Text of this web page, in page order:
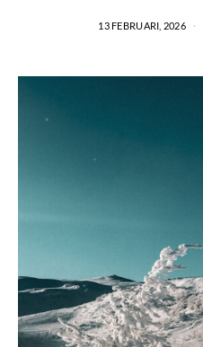
13 FEBRUARI, 2026